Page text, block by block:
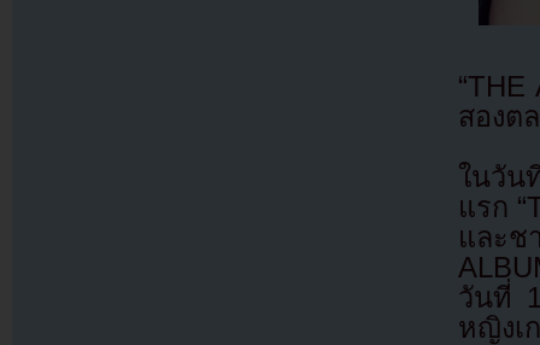
สองต
ในวัน
แรก
และช
วันที่
หญิงเ